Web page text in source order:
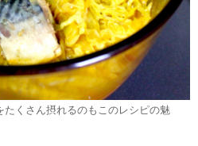
くさん摂れるのもこのレシピの魅